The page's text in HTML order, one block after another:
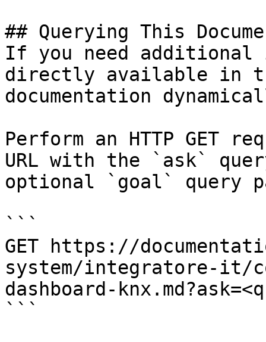
## Querying This
If you need
directly available in
documentation
Perform an HTTP GET
URL with the `ask`
optional `goal` query
```
GET https://
system/integratore-it/
dashboard-
```